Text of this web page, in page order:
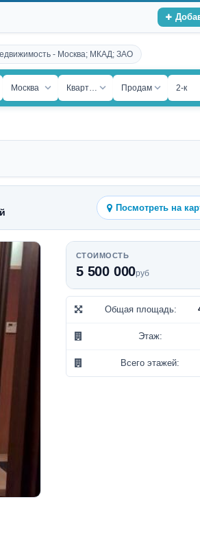
- Москва; МКАД; ЗАО
Москва Квартира Продам 2-к
Посмотреть на
СТОИМОСТЬ
5 500 000руб
Общая площадь:
Этаж:
Всего этажей: